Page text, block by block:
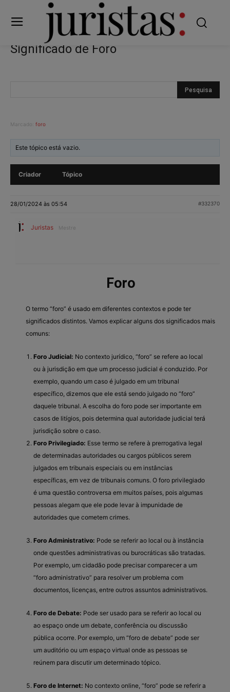
Significado de Foro
Marcado: foro
Este tópico está vazio.
Criador Tópico
28/01/2024 às 05:54 #332370
Juristas Mestre
Foro
O termo “foro” é usado em diferentes contextos e pode ter
significados distintos. Vamos explicar alguns dos significados mais
comuns:
Foro Judicial: No contexto jurídico, “foro” se refere ao local
ou à jurisdição em que um processo judicial é conduzido. Por
exemplo, quando um caso é julgado em um tribunal
específico, dizemos que ele está sendo julgado no “foro”
daquele tribunal. A escolha do foro pode ser importante em
casos de litígios, pois determina qual autoridade judicial terá
jurisdição sobre o caso.
Foro Privilegiado: Esse termo se refere à prerrogativa legal
de determinadas autoridades ou cargos públicos serem
julgados em tribunais especiais ou em instâncias
específicas, em vez de tribunais comuns. O foro privilegiado
é uma questão controversa em muitos países, pois algumas
pessoas alegam que ele pode levar à impunidade de
autoridades que cometem crimes.
Foro Administrativo: Pode se referir ao local ou à instância
onde questões administrativas ou burocráticas são tratadas.
Por exemplo, um cidadão pode precisar comparecer a um
“foro administrativo” para resolver um problema com
documentos, licenças, entre outros assuntos administrativos.
Foro de Debate: Pode ser usado para se referir ao local ou
ao espaço onde um debate, conferência ou discussão
pública ocorre. Por exemplo, um “foro de debate” pode ser
um auditório ou um espaço virtual onde as pessoas se
reúnem para discutir um determinado tópico.
Foro de Internet: No contexto online, “foro” pode se referir a